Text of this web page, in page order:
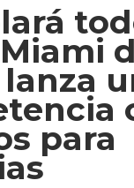
para